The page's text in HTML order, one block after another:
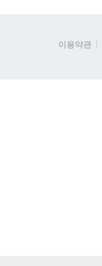
이용약관